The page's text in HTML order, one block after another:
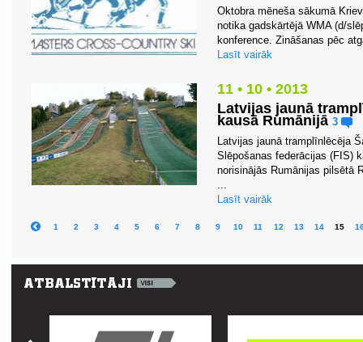
Oktobra mēneša sākumā
notika gadskārtējā WMA (d/
konference. Zināšanas pēc
Lasīt vairāk
11 • 10 • 2013
Latvijas jaunā
kausā Rumānijā 3
Latvijas jaunā tramplīnlēcēja
Slēpošanas federācijas (FIS)
norisinājās Rumānijas pilsētā
...
Lasīt vairāk
1 2 3 4 5 6 7 8 9 10 11 12 13 14 15